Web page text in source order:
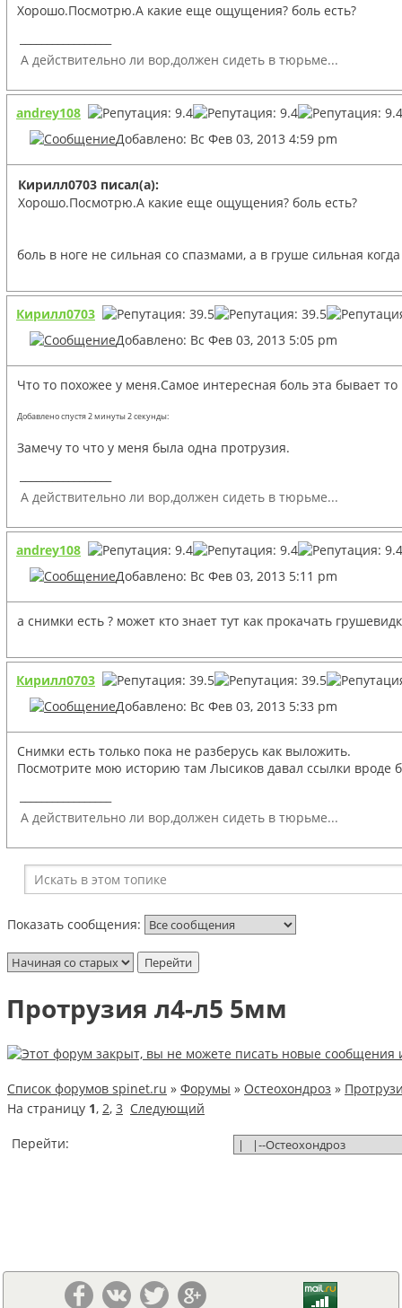
Хорошо.Посмотрю.А какие еще ощущения? боль есть?
А действительно ли вор,должен сидеть в тюрьме...
andrey108
Добавлено: Вс Фев 03, 2013 4:59 pm
Кирилл0703 писал(а):
Хорошо.Посмотрю.А какие еще ощущения? боль есть?
боль в ноге не сильная со спазмами, а в груше сильная
Кирилл0703
Добавлено: Вс Фев 03, 2013 5:05 pm
Что то похожее у меня.Самое интересная боль эта бывает
Добавлено спустя 2 минуты 2 секунды:
Замечу то что у меня была одна протрузия.
А действительно ли вор,должен сидеть в тюрьме...
andrey108
Добавлено: Вс Фев 03, 2013 5:11 pm
а снимки есть ? может кто знает тут как прокачать
Кирилл0703
Добавлено: Вс Фев 03, 2013 5:33 pm
Снимки есть только пока не разберусь как выложить.
Посмотрите мою историю там Лысиков давал ссылки вроде
А действительно ли вор,должен сидеть в тюрьме...
Показать сообщения:
Протрузия л4-л5 5мм
Список форумов spinet.ru » Форумы » Остеохондроз »
На страницу 1, 2, 3 Следующий
Перейти: